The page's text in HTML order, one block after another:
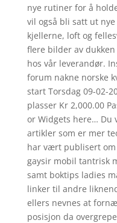
nye rutiner for å
vil også bli satt ut
kjellerne, loft og
flere bilder av
hos vår leverandør.
forum nakne norske
start Torsdag 09-02-
plasser Kr 2,000.00
or Widgets here… Du
artikler som er mer
har vært publisert om
gaysir mobil tantrisk
samt boktips ladies
linker til andre
ellers nevnes at
posisjon da